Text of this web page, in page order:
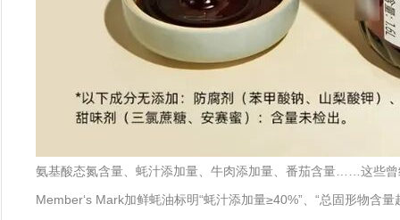
氨基酸态氮含量、蚝汁添加量、牛肉添加量、番茄含量……这些
Member‘s Mark加鲜蚝油标明“蚝汁添加量≥40%”、“总固形物含